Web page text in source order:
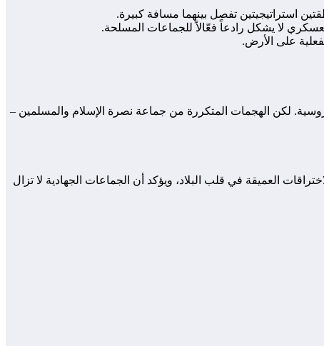
استراتيجيتين تفصل بينهما مسافة كبيرة.
لا يشكل رادعاً فعّالاً للجماعات المسلحة.
على الأرض.
الروسية. لكن الهجمات المتكررة من جماعة نصرة الإسلام والمسلمين –
العميقة في قلب البلاد، ويؤكد أن الجماعات الجهادية لا تزال